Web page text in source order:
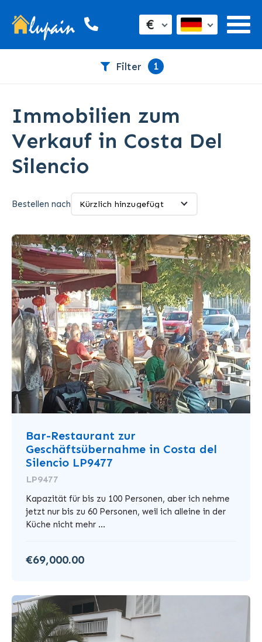
€
Filter 1
Immobilien zum
Verkauf in Costa Del
Silencio
Bestellen nach
Bar-Restaurant zur
Geschäftsübernahme in Costa del
Silencio LP9477
LP9477
Kapazität für bis zu 100 Personen, aber ich nehme
jetzt nur bis zu 60 Personen, weil ich alleine in der
Küche nicht mehr ...
€69,000.00